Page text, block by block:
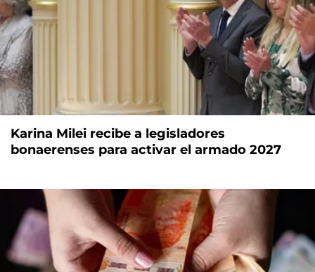
Karina Milei recibe a legisladores
bonaerenses para activar el armado 2027